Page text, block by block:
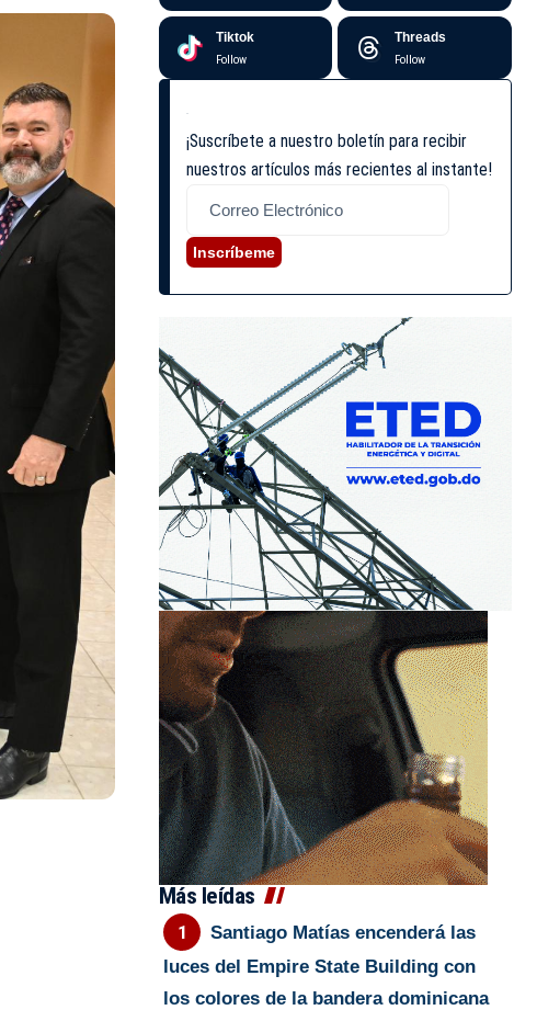
Tiktok
Follow
Threads
Follow
¡Suscríbete a nuestro boletín para recibir
nuestros artículos más recientes al instante!
Inscríbeme
Más leídas
Santiago Matías encenderá las
luces del Empire State Building con
los colores de la bandera dominicana